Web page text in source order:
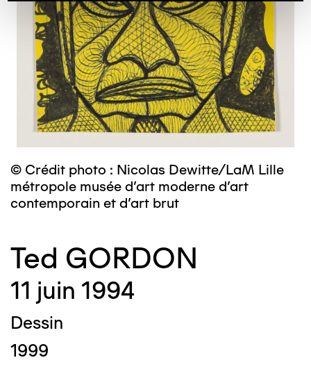
© Crédit photo : Nicolas Dewitte/LaM Lille
métropole musée d’art moderne d’art
contemporain et d’art brut
Ted GORDON
11 juin 1994
Dessin
1999